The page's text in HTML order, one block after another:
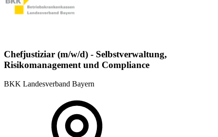
Chefjustiziar (m/w/d) - Selbstverwaltung,
Risikomanagement und Compliance
BKK Landesverband Bayern